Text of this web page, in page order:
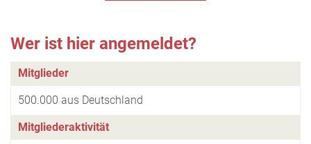
Wer ist hier angemeldet?
Mitglieder
500.000 aus Deutschland
Mitgliederaktivität